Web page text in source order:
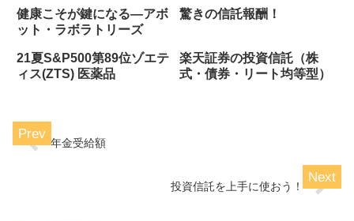
健康こそが鍵になる―アボ
ット・ラボラトリーズ
驚きの信託報酬！
21夏S&P500第89位ゾエテ
ィス(ZTS) 医薬品
楽天証券の投資信託（株
式・債券・リート均等型）
年金受給額
投資信託を上手に使おう！